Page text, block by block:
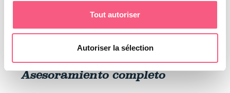
Tout autoriser
Autoriser la sélection
Asesoramiento completo